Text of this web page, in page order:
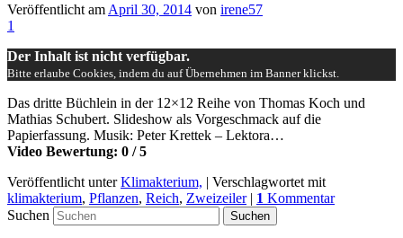
Veröffentlicht am April 30, 2014 von irene57
1
Der Inhalt ist nicht verfügbar.
Bitte erlaube Cookies, indem du auf Übernehmen im Banner klickst.
Das dritte Büchlein in der 12×12 Reihe von Thomas Koch und
Mathias Schubert. Slideshow als Vorgeschmack auf die
Papierfassung. Musik: Peter Krettek – Lektora…
Video Bewertung: 0 / 5
Veröffentlicht unter Klimakterium, | Verschlagwortet mit
klimakterium, Pflanzen, Reich, Zweizeiler | 1 Kommentar
Suchen